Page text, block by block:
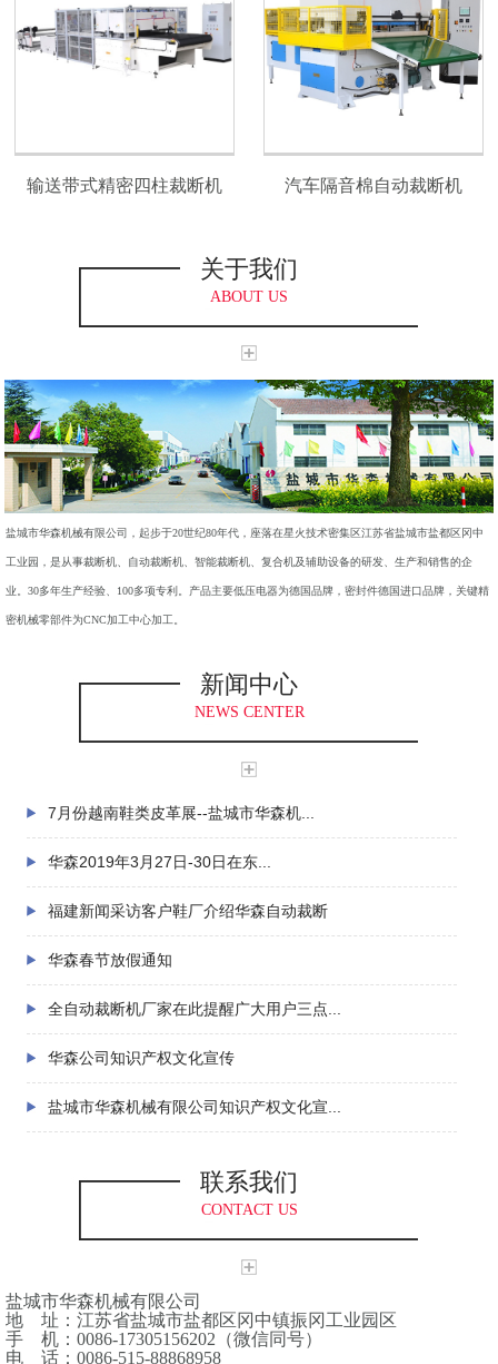
输送带式精密四柱裁断机 汽车隔音棉自动裁断机
关于我们
ABOUT US
盐城市华森机械有限公司，起步于20世纪80年代，座落在星火技术密集区江苏省盐城市盐都区冈中
工业园，是从事裁断机、自动裁断机、智能裁断机、复合机及辅助设备的研发、生产和销售的企
业。30多年生产经验、100多项专利。产品主要低压电器为德国品牌，密封件德国进口品牌，关键精
密机械零部件为CNC加工中心加工。
新闻中心
NEWS CENTER
7月份越南鞋类皮革展--盐城市华森机...
华森2019年3月27日-30日在东...
福建新闻采访客户鞋厂介绍华森自动裁断
华森春节放假通知
全自动裁断机厂家在此提醒广大用户三点...
华森公司知识产权文化宣传
盐城市华森机械有限公司知识产权文化宣...
联系我们
CONTACT US
盐城市华森机械有限公司
地 址：江苏省盐城市盐都区冈中镇振冈工业园区
手 机：0086-17305156202（微信同号）
电 话：0086-515-88868958